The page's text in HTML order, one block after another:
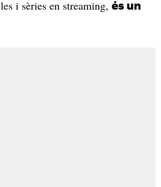
i sèries en streaming, és un